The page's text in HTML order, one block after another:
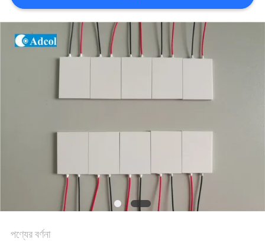
মামলা
POLICY
পণ্যের বর্ণনা